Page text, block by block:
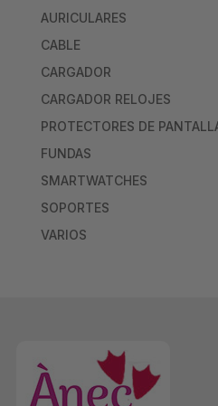
AURICULARES
CABLE
CARGADOR
CARGADOR RELOJES
PROTECTORES DE
FUNDAS
SMARTWATCHES
SOPORTES
VARIOS